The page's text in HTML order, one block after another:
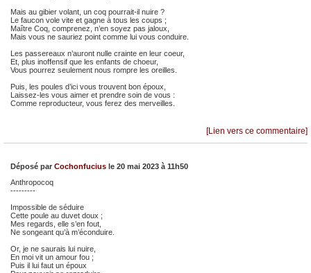
Mais au gibier volant, un coq pourrait-il nuire ?
Le faucon vole vite et gagne à tous les coups ;
Maître Coq, comprenez, n’en soyez pas jaloux,
Mais vous ne sauriez point comme lui vous conduire.
Les passereaux n’auront nulle crainte en leur coeur,
Et, plus inoffensif que les enfants de choeur,
Vous pourrez seulement nous rompre les oreilles.
Puis, les poules d’ici vous trouvent bon époux,
Laissez-les vous aimer et prendre soin de vous :
Comme reproducteur, vous ferez des merveilles.
[Lien vers ce commentaire]
Déposé par Cochonfucius le 20 mai 2023 à 11h50
Anthropocoq
---------
Impossible de séduire
Cette poule au duvet doux ;
Mes regards, elle s’en fout,
Ne songeant qu’à m’éconduire.
Or, je ne saurais lui nuire,
En moi vit un amour fou ;
Puis il lui faut un époux